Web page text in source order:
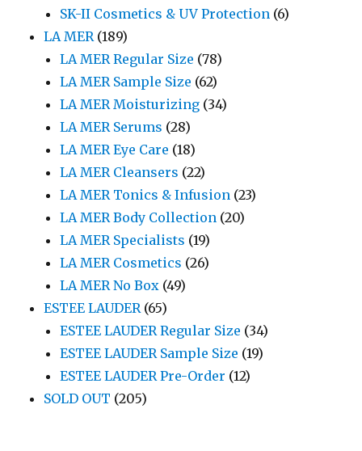
SK-II Cosmetics & UV Protection (6)
LA MER (189)
LA MER Regular Size (78)
LA MER Sample Size (62)
LA MER Moisturizing (34)
LA MER Serums (28)
LA MER Eye Care (18)
LA MER Cleansers (22)
LA MER Tonics & Infusion (23)
LA MER Body Collection (20)
LA MER Specialists (19)
LA MER Cosmetics (26)
LA MER No Box (49)
ESTEE LAUDER (65)
ESTEE LAUDER Regular Size (34)
ESTEE LAUDER Sample Size (19)
ESTEE LAUDER Pre-Order (12)
SOLD OUT (205)